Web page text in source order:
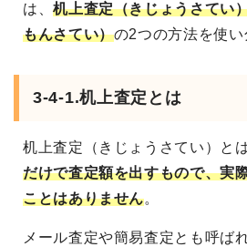
は、机上査定（きじょうさてい
もんさてい）の2つの方法を使い
3-4-1.机上査定とは
机上査定（きじょうさてい）と
だけで査定額を出すもので、実
ことはありません。
メール査定や簡易査定とも呼ば